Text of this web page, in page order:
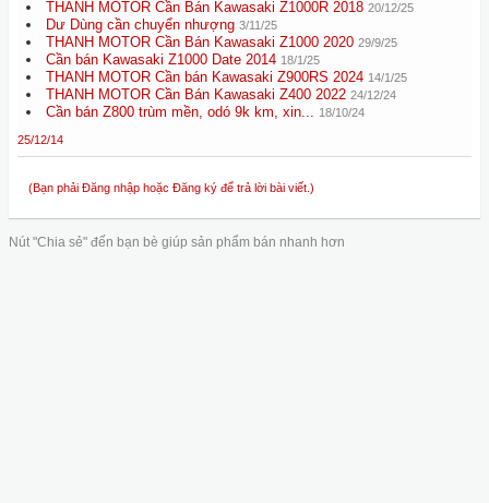
THANH MOTOR Cần Bán Kawasaki Z1000R 2018 20/12/25
Dư Dùng cần chuyển nhượng 3/11/25
THANH MOTOR Cần Bán Kawasaki Z1000 2020 29/9/25
Cần bán Kawasaki Z1000 Date 2014 18/1/25
THANH MOTOR Cần bán Kawasaki Z900RS 2024 14/1/25
THANH MOTOR Cần Bán Kawasaki Z400 2022 24/12/24
Cần bán Z800 trùm mền, odó 9k km, xin... 18/10/24
25/12/14
(Bạn phải Đăng nhập hoặc Đăng ký để trả lời bài viết.)
Nút "Chia sẻ" đến bạn bè giúp sản phẩm bán nhanh hơn